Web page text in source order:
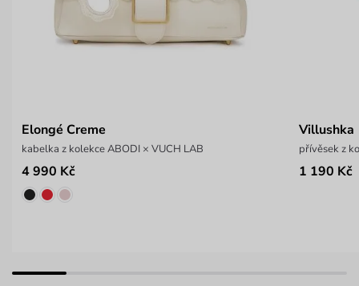
Elongé Creme
kabelka z kolekce ABODI × VUCH LAB
4 990 Kč
Villushka
přívěsek z
1 190 Kč